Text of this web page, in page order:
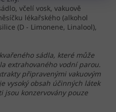
včelí vosk, vakuově
lékařského (alkohol
(D - Limonene, Linalool),
sádla, které může
extrahovaného vodní parou.
připravenými vakuovým
vysoký obsah účinných látek
jsou konzervovány pouze